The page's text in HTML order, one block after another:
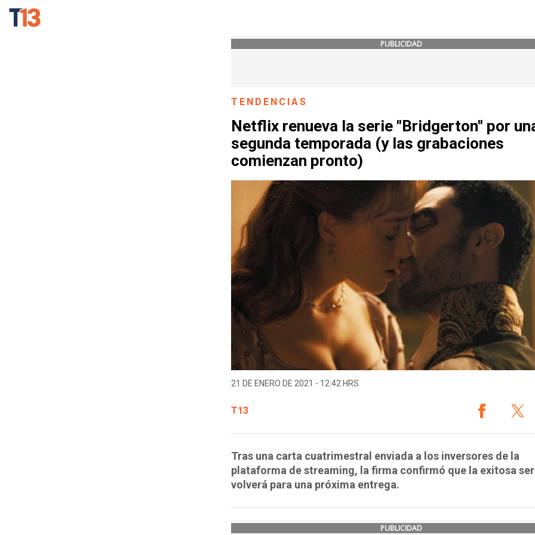
PUBLICIDAD
TENDENCIAS
Netflix renueva la serie "Bridgerton" por
segunda temporada (y las grabaciones
comienzan pronto)
21 DE ENERO DE 2021 - 12:42 HRS.
T13
Tras una carta cuatrimestral enviada a los inversores de la
plataforma de streaming, la firma confirmó que la exitosa
volverá para una próxima entrega.
PUBLICIDAD